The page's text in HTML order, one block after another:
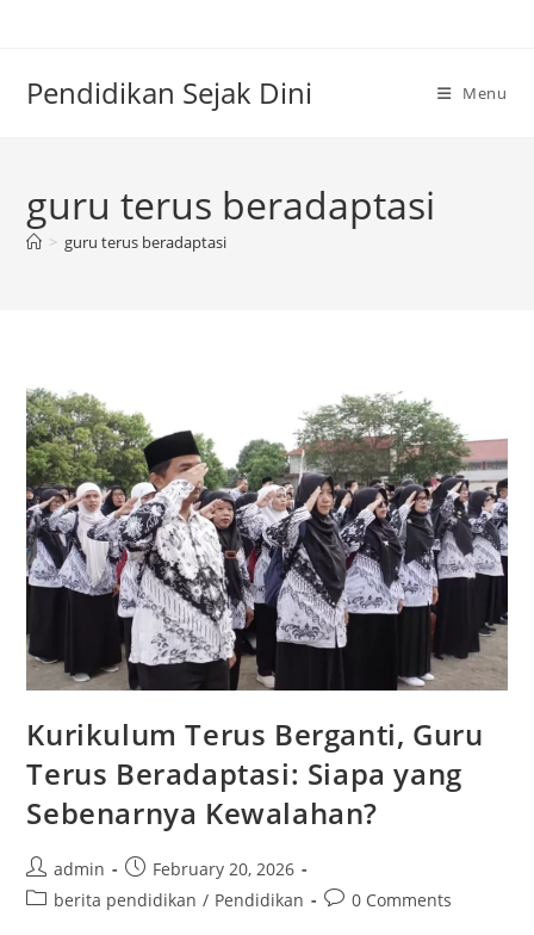
Pendidikan Sejak Dini Menu
guru terus beradaptasi
> guru terus beradaptasi
Kurikulum Terus Berganti, Guru
Terus Beradaptasi: Siapa yang
Sebenarnya Kewalahan?
Post
author:
admin
Post
published:
February 20, 2026
Postberita pendidikan / Pendidikan
Post0 Comments